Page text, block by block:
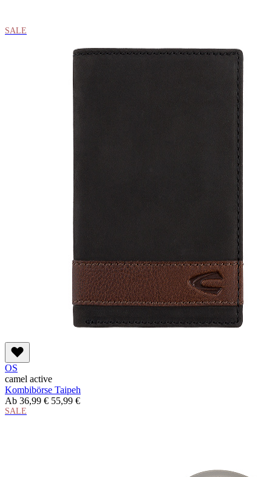
SALE
OS
camel active
Kombibörse Taipeh
Ab 36,99 € 55,99 €
SALE